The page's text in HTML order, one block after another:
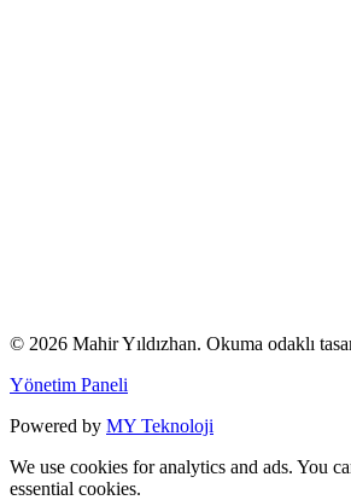
© 2026 Mahir Yıldızhan. Okuma odaklı
Yönetim Paneli
Powered by MY Teknoloji
We use cookies for analytics and ads. You
essential cookies.